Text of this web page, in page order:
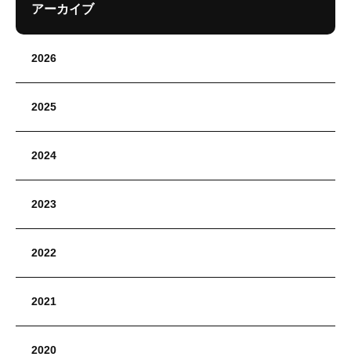
アーカイブ
2026
2025
2024
2023
2022
2021
2020